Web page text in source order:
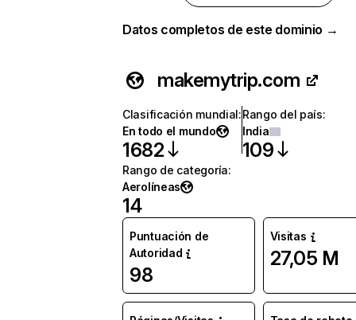
Datos completos de este dominio →
makemytrip.com
Clasificación mundial:
En todo el mundo
1682
Rango del país:
India
109
Rango de categoría:
Aerolíneas
14
Puntuación de
Autoridad
98
Visitas
27,05 M